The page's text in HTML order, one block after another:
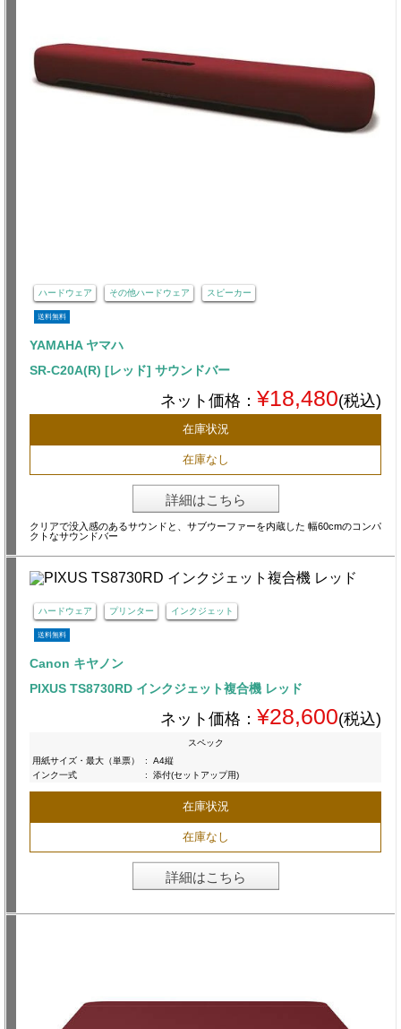
ハードウェア その他ハードウェア スピーカー
送料無料
YAMAHA ヤマハ
SR-C20A(R) [レッド] サウンドバー
ネット価格： ¥18,480(税込)
在庫状況
在庫なし
詳細はこちら
クリアで没入感のあるサウンドと、サブウーファーを内蔵した 幅60cmのコンパ
クトなサウンドバー
ハードウェア プリンター インクジェット
送料無料
Canon キヤノン
PIXUS TS8730RD インクジェット複合機 レッド
ネット価格： ¥28,600(税込)
スペック
用紙サイズ・最大（単票）
:
A4縦
インク一式
: 添付(セットアップ用)
在庫状況
在庫なし
詳細はこちら